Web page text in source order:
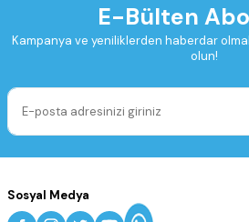
E-Bülten
Kampanya ve yeniliklerden haberdar
olun!
Sosyal Medya